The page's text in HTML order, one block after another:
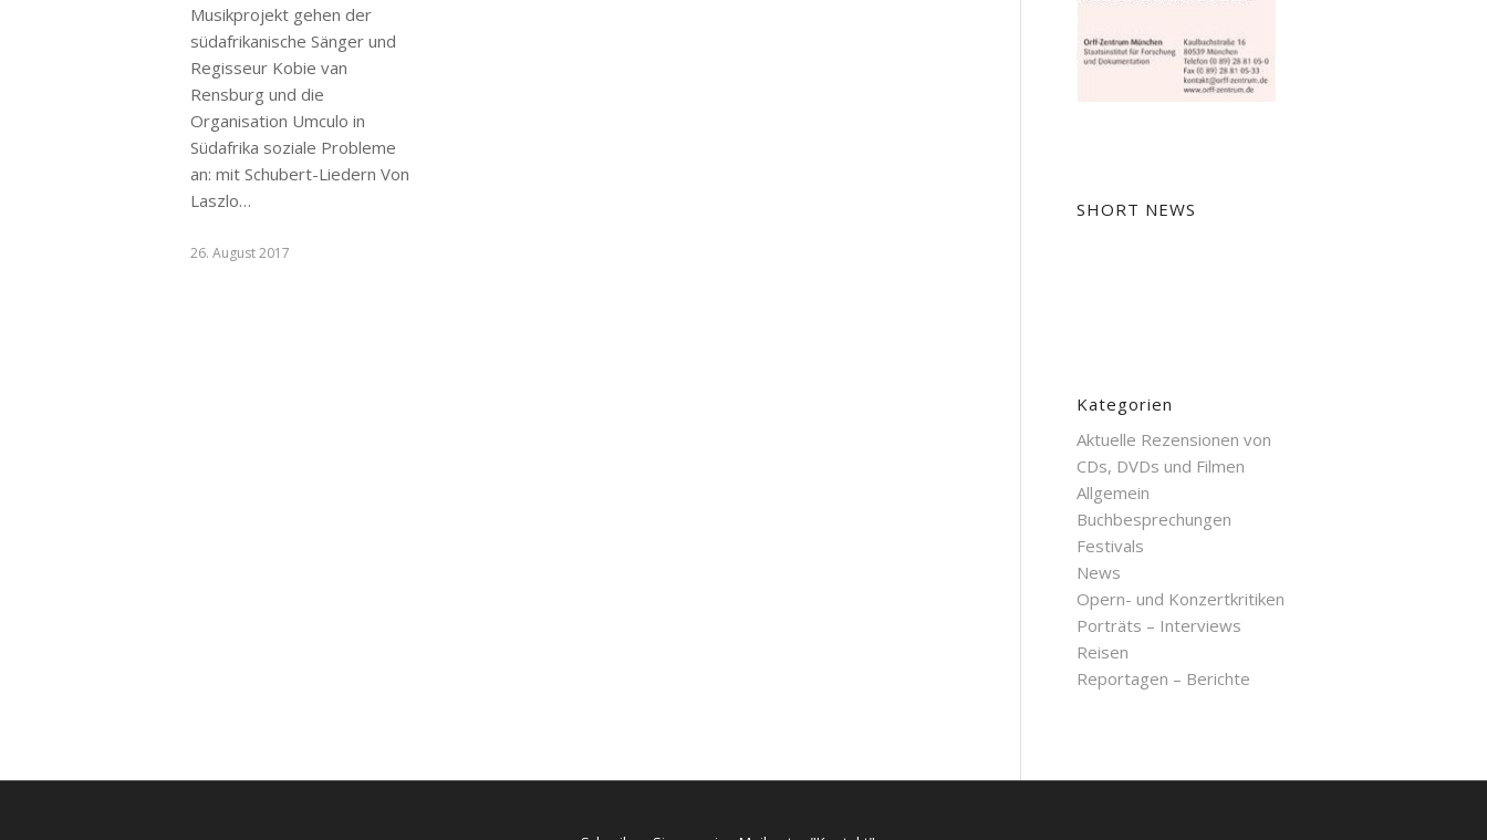
Musikprojekt gehen der
südafrikanische Sänger und
Regisseur Kobie van
Rensburg und die
Organisation Umculo in
Südafrika soziale Probleme
an: mit Schubert-Liedern Von
Laszlo…
26. August 2017
SHORT NEWS
Kategorien
Aktuelle Rezensionen von
CDs, DVDs und Filmen
Allgemein
Buchbesprechungen
Festivals
News
Opern- und Konzertkritiken
Porträts – Interviews
Reisen
Reportagen – Berichte